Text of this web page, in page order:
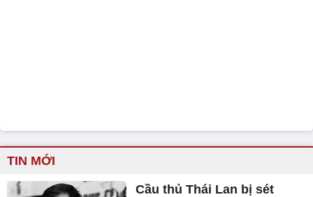
TIN MỚI
Cầu thủ Thái Lan bị sét